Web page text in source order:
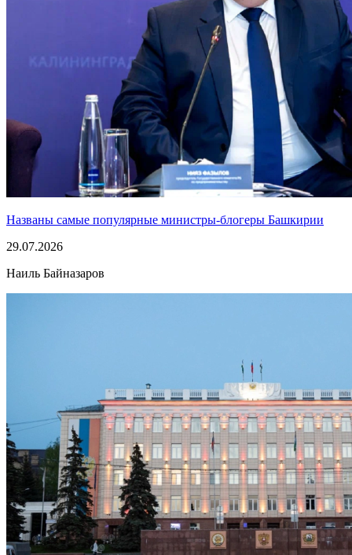
Названы самые популярные министры-блогеры Башкирии
29.07.2026
Наиль Байназаров